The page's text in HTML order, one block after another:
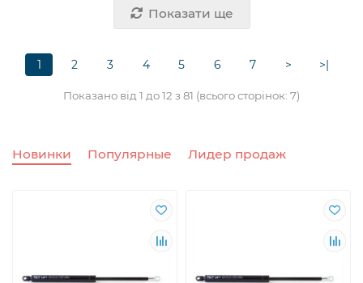
Показати ще
1 2 3 4 5 6 7 > >|
Показано від 1 до 12 з 81 (всього сторінок: 7)
Новинки Популярные Лидер продаж